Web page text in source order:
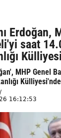
Erdoğan,
saat
MHP Genel
16:12:53